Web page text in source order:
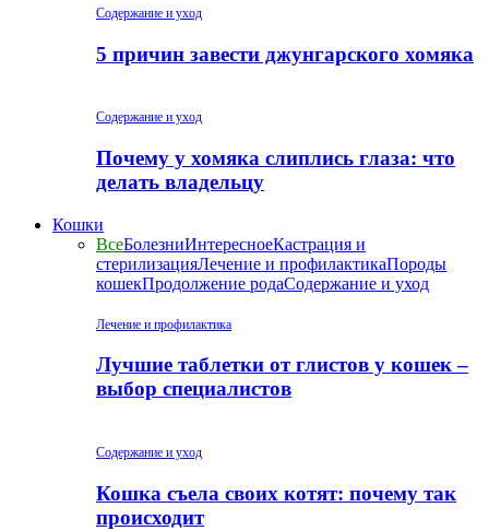
Содержание и уход
5 причин завести джунгарского хомяка
Содержание и уход
Почему у хомяка слиплись глаза: что
делать владельцу
Кошки
ВсеБолезниИнтересноеКастрация и
стерилизацияЛечение и профилактикаПороды
кошекПродолжение родаСодержание и уход
Лечение и профилактика
Лучшие таблетки от глистов у кошек –
выбор специалистов
Содержание и уход
Кошка съела своих котят: почему так
происходит